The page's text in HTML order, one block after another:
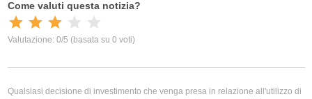
Qualsiasi decisione di investimento che venga presa in relazione all'utilizzo di